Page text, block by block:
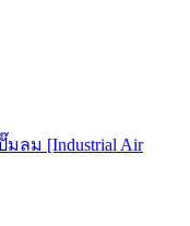
ลม [Industrial Air